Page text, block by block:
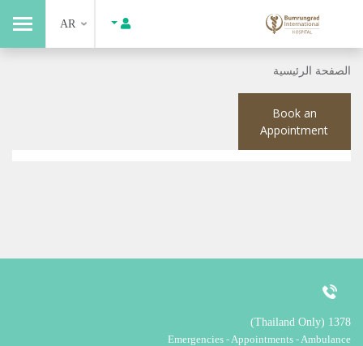
AR
الصفحة الرئيسية
Book an
Appointment
1378 (Thailand Only)
Emergencies - Appointments - Ambulance